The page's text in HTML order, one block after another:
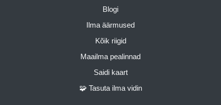
Blogi
Ilma äärmused
Kõik riigid
Maailma pealinnad
Saidi kaart
🧩 Tasuta ilma vidin